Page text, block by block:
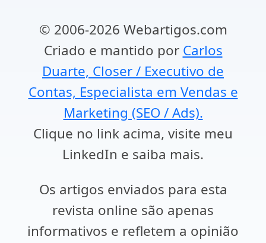
© 2006-2026 Webartigos.com
Criado e mantido por Carlos
Duarte, Closer / Executivo de
Contas, Especialista em Vendas e
Marketing (SEO / Ads).
Clique no link acima, visite meu
LinkedIn e saiba mais.
Os artigos enviados para esta
revista online são apenas
informativos e refletem a opinião